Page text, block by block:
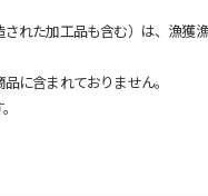
た加工品も含む）は、漁獲
に含まれておりません。